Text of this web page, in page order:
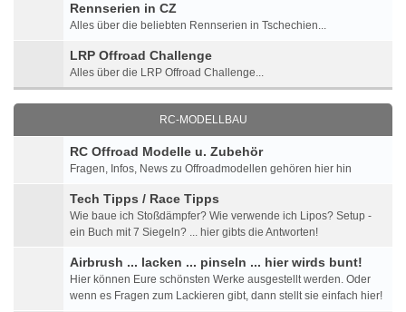
Rennserien in CZ
Alles über die beliebten Rennserien in Tschechien...
LRP Offroad Challenge
Alles über die LRP Offroad Challenge...
RC-MODELLBAU
RC Offroad Modelle u. Zubehör
Fragen, Infos, News zu Offroadmodellen gehören hier hin
Tech Tipps / Race Tipps
Wie baue ich Stoßdämpfer? Wie verwende ich Lipos? Setup -
ein Buch mit 7 Siegeln? ... hier gibts die Antworten!
Airbrush ... lacken ... pinseln ... hier wirds bunt!
Hier können Eure schönsten Werke ausgestellt werden. Oder
wenn es Fragen zum Lackieren gibt, dann stellt sie einfach hier!